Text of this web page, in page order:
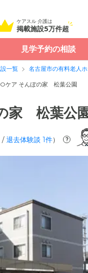
ケアスル 介護は
掲載施設5万件超
見学予約の相談
一覧 名古屋市の有料老人
ケア そんぽの家 松葉公園
家 松葉公
/ 退去体験談 1件） ?